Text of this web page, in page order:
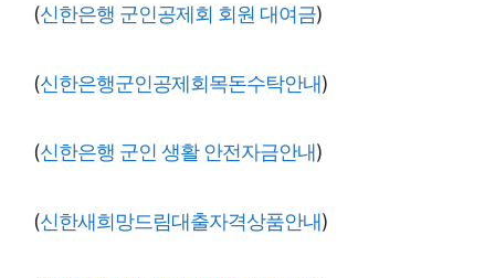
(신한은행 군인공제회 회원 대여금)
(신한은행군인공제회목돈수탁안내)
(신한은행 군인 생활 안전자금안내)
(신한새희망드림대출자격상품안내)